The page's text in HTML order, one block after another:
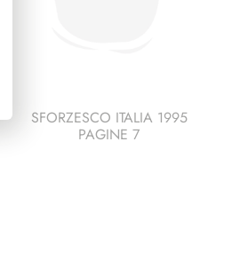
SFORZESCO ITALIA 1995
PAGINE 7